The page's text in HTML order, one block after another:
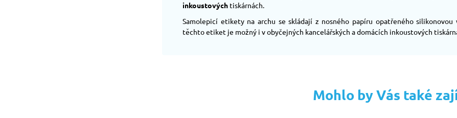
inkoustových tiskárnách.
Samolepicí etikety na archu se skládají z nosného papíru opatřeného
těchto etiket je možný i v obyčejných kancelářských a domácích inkoustových
Mohlo by Vás také